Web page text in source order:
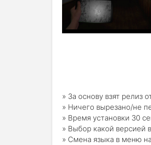
» За основу взят релиз
» Ничего вырезано/не
» Время установки 30
» Выбор какой версией
» Смена языка в меню